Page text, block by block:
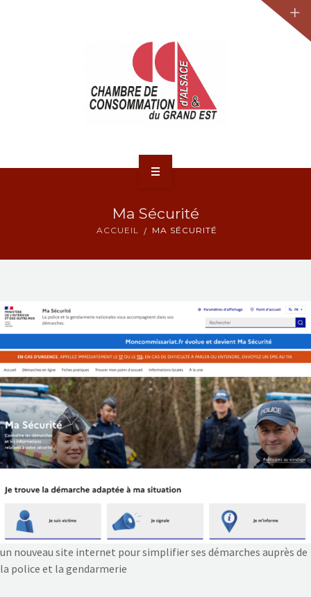
NOS ACTIONS
CONTACT
Ma Sécurité
ACCUEIL MA SÉCURITÉ
un nouveau site internet pour simplifier ses démarches auprès de
la police et la gendarmerie